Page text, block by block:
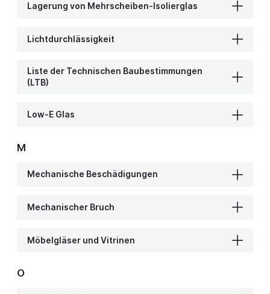
Lagerung von Mehrscheiben-Isolierglas
Lichtdurchlässigkeit
Liste der Technischen Baubestimmungen
(LTB)
Low-E Glas
M
Mechanische Beschädigungen
Mechanischer Bruch
Möbelgläser und Vitrinen
O